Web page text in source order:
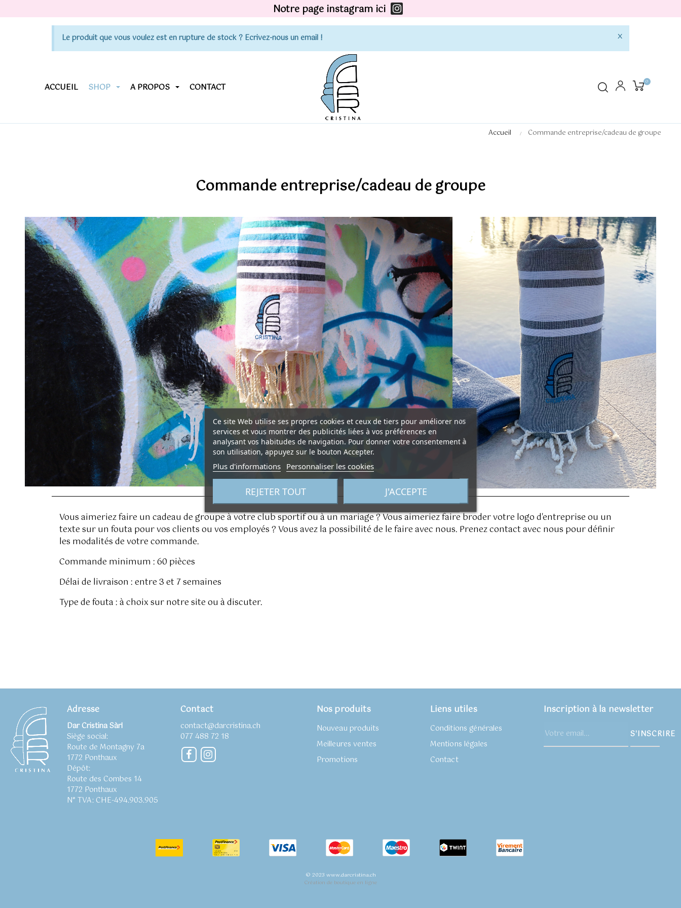
Notre page instagram ici
Le produit que vous voulez est en rupture de stock ? Ecrivez-nous un email ! ×
ACCUEIL SHOP A PROPOS CONTACT 0
Accueil Commande entreprise/cadeau de groupe
Commande entreprise/cadeau de groupe
Vous aimeriez faire un cadeau de groupe à votre club sportif ou à un mariage ? Vous aimeriez faire broder votre logo d'entreprise ou un
texte sur un fouta pour vos clients ou vos employés ? Vous avez la possibilité de le faire avec nous. Prenez contact avec nous pour définir
les modalités de votre commande.
Commande minimum : 60 pièces
Délai de livraison : entre 3 et 7 semaines
Type de fouta : à choix sur notre site ou à discuter.
Adresse
Dar Cristina Sàrl
Siège social:
Route de Montagny 7a
1772 Ponthaux
Dépôt:
Route des Combes 14
1772 Ponthaux
N° TVA: CHE-494.903.905
Contact
contact@darcristina.ch
077 488 72 18
Facebook
Nos produits
Nouveau produits
Meilleures ventes
Promotions
Liens utiles
Conditions générales
Mentions légales
Contact
Inscription à la newsletter
S'INSCRIRE
© 2023 www.darcristina.ch
Création de boutique en ligne
Ce site Web utilise ses propres cookies et ceux de tiers pour améliorer nos
services et vous montrer des publicités liées à vos préférences en
analysant vos habitudes de navigation. Pour donner votre consentement à
son utilisation, appuyez sur le bouton Accepter.
Plus d'informations Personnaliser les cookies
REJETER TOUT J'ACCEPTE